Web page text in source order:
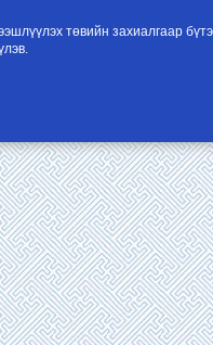
төвийн захиалгаар